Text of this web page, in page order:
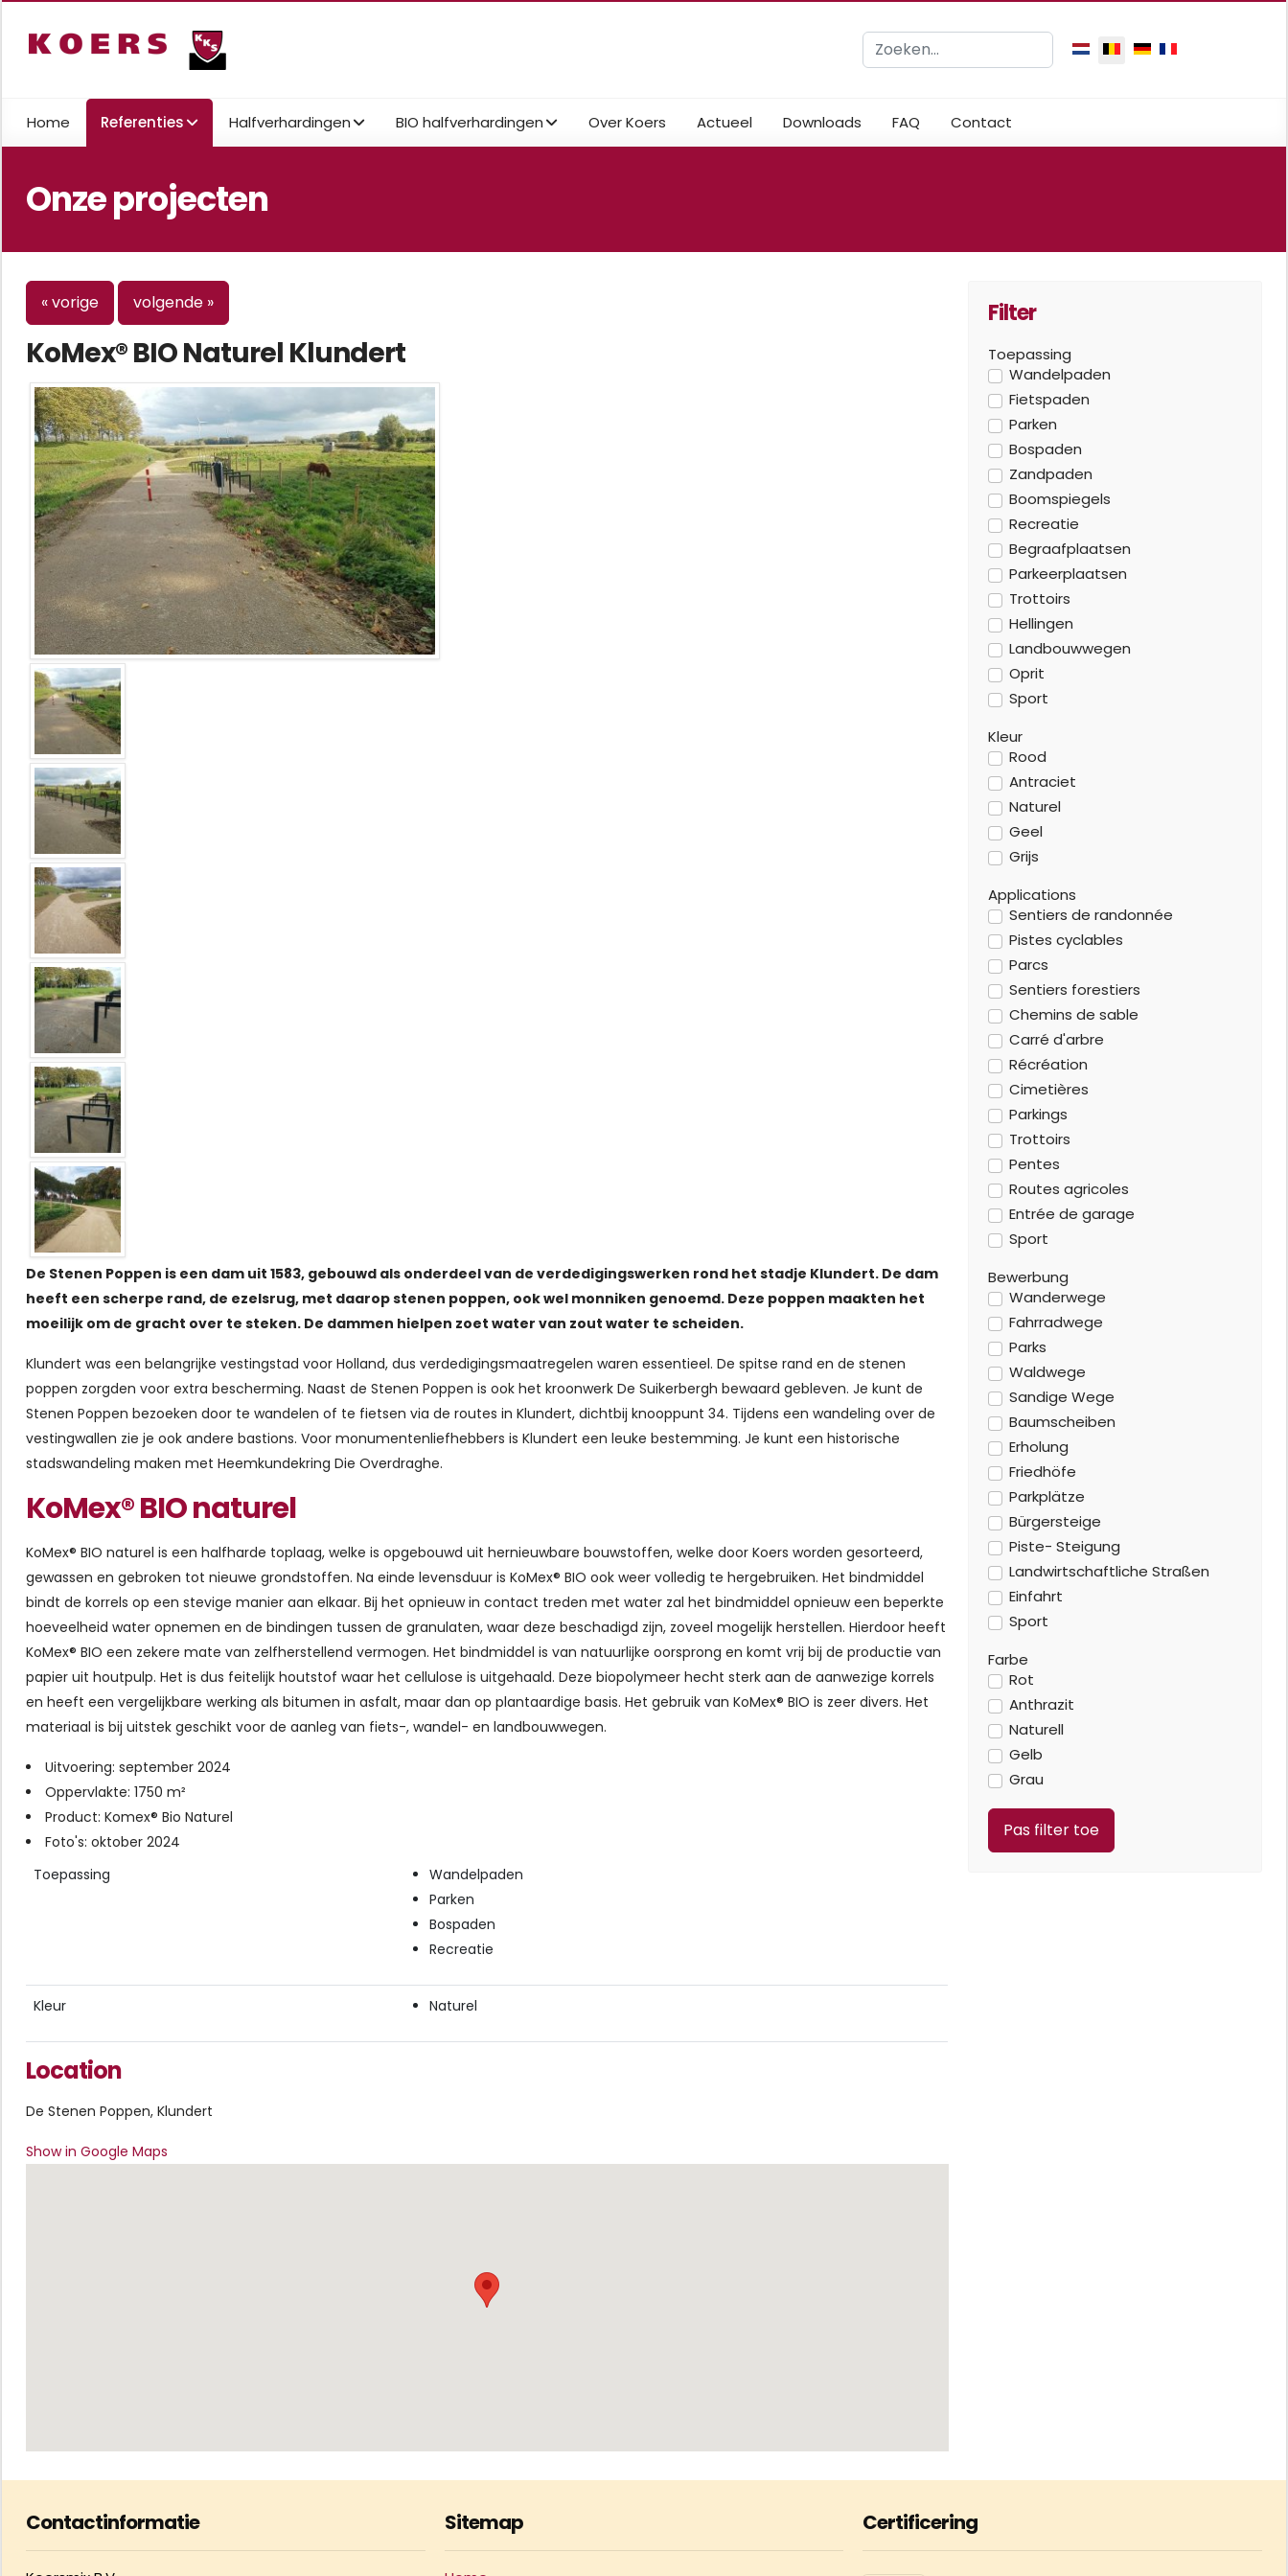
Zoeken Selecteer uw taal
Home Referenties Halfverhardingen BIO halfverhardingen Over Koers Actueel Downloads FAQ Contact
Onze projecten
« vorige volgende »
KoMex® BIO Naturel Klundert
De Stenen Poppen is een dam uit 1583, gebouwd als onderdeel van de verdedigingswerken rond het stadje Klundert. De dam
heeft een scherpe rand, de ezelsrug, met daarop stenen poppen, ook wel monniken genoemd. Deze poppen maakten het
moeilijk om de gracht over te steken. De dammen hielpen zoet water van zout water te scheiden.
Klundert was een belangrijke vestingstad voor Holland, dus verdedigingsmaatregelen waren essentieel. De spitse rand en de stenen
poppen zorgden voor extra bescherming. Naast de Stenen Poppen is ook het kroonwerk De Suikerbergh bewaard gebleven. Je kunt de
Stenen Poppen bezoeken door te wandelen of te fietsen via de routes in Klundert, dichtbij knooppunt 34. Tijdens een wandeling over de
vestingwallen zie je ook andere bastions. Voor monumentenliefhebbers is Klundert een leuke bestemming. Je kunt een historische
stadswandeling maken met Heemkundekring Die Overdraghe.
KoMex® BIO naturel
KoMex® BIO naturel is een halfharde toplaag, welke is opgebouwd uit hernieuwbare bouwstoffen, welke door Koers worden gesorteerd,
gewassen en gebroken tot nieuwe grondstoffen. Na einde levensduur is KoMex® BIO ook weer volledig te hergebruiken. Het bindmiddel
bindt de korrels op een stevige manier aan elkaar. Bij het opnieuw in contact treden met water zal het bindmiddel opnieuw een beperkte
hoeveelheid water opnemen en de bindingen tussen de granulaten, waar deze beschadigd zijn, zoveel mogelijk herstellen. Hierdoor heeft
KoMex® BIO een zekere mate van zelfherstellend vermogen. Het bindmiddel is van natuurlijke oorsprong en komt vrij bij de productie van
papier uit houtpulp. Het is dus feitelijk houtstof waar het cellulose is uitgehaald. Deze biopolymeer hecht sterk aan de aanwezige korrels
en heeft een vergelijkbare werking als bitumen in asfalt, maar dan op plantaardige basis. Het gebruik van KoMex® BIO is zeer divers. Het
materiaal is bij uitstek geschikt voor de aanleg van fiets-, wandel- en landbouwwegen.
Uitvoering: september 2024
Oppervlakte: 1750 m²
Product: Komex® Bio Naturel
Foto's: oktober 2024
Toepassing
Wandelpaden
Parken
Bospaden
Recreatie
Kleur Naturel
Location
De Stenen Poppen, Klundert
Show in Google Maps
Filter
Toepassing
Wandelpaden
Fietspaden
Parken
Bospaden
Zandpaden
Boomspiegels
Recreatie
Begraafplaatsen
Parkeerplaatsen
Trottoirs
Hellingen
Landbouwwegen
Oprit
Sport
Kleur
Rood
Antraciet
Naturel
Geel
Grijs
Applications
Sentiers de randonnée
Pistes cyclables
Parcs
Sentiers forestiers
Chemins de sable
Carré d'arbre
Récréation
Cimetières
Parkings
Trottoirs
Pentes
Routes agricoles
Entrée de garage
Sport
Bewerbung
Wanderwege
Fahrradwege
Parks
Waldwege
Sandige Wege
Baumscheiben
Erholung
Friedhöfe
Parkplätze
Bürgersteige
Piste- Steigung
Landwirtschaftliche Straßen
Einfahrt
Sport
Farbe
Rot
Anthrazit
Naturell
Gelb
Grau
Contactinformatie Sitemap Certificering